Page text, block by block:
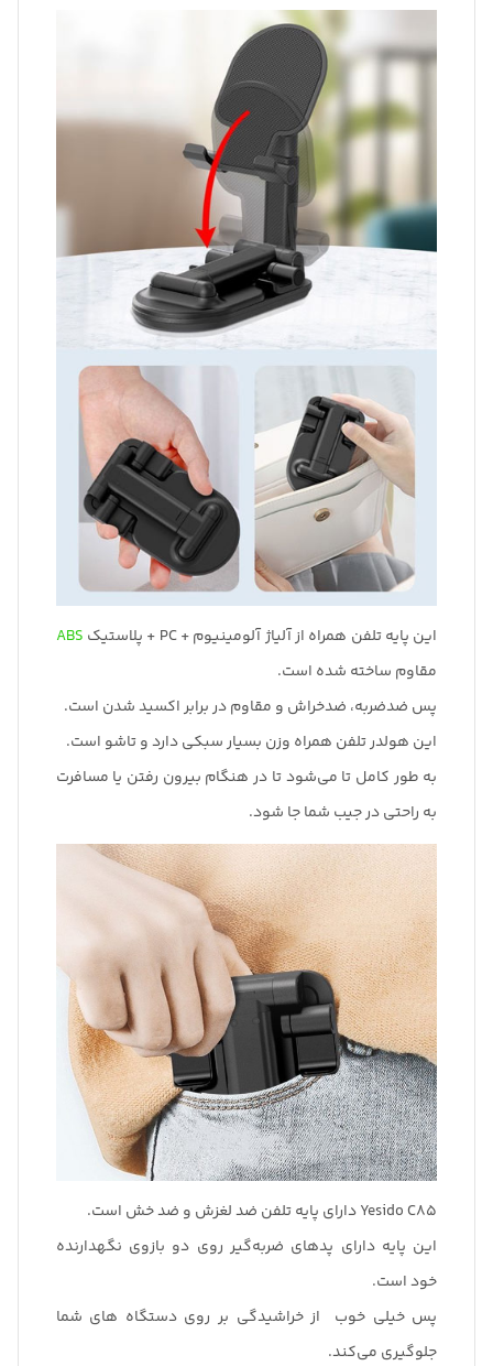
این پایه تلفن همراه از آلیاژ آلومینیوم + PC + پلاستیک
مقاوم ساخته شده است.
پس ضدضربه، ضدخراش و مقاوم در برابر اکسید شدن است.
این هولدر تلفن همراه وزن بسیار سبکی دارد و تاشو است.
به طور کامل تا می‌شود تا در هنگام بیرون رفتن یا مسافرت
به راحتی در جیب شما جا شود.
Yesido C85 دارای پایه تلفن ضد لغزش و ضد خش است.
این پایه دارای پدهای ضربه‌گیر روی دو بازوی نگهدارنده
خود است.
پس خیلی خوب از خراشیدگی بر روی دستگاه های شما
جلوگیری می‌کند.